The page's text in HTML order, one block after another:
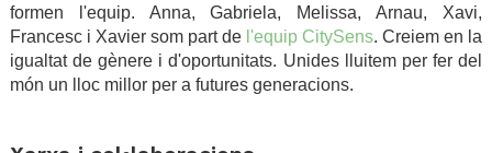
formen l'equip. Anna, Gabriela, Melissa, Arnau, Xavi,
Francesc i Xavier som part de l'equip CitySens. Creiem en la
igualtat de gènere i d'oportunitats. Unides lluitem per fer del
món un lloc millor per a futures generacions.